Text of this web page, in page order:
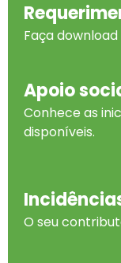
Faça
Apoio
Conhece as
disponíveis.
O seu